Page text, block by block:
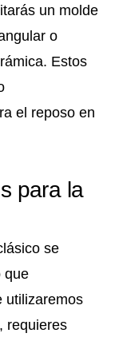
un molde
o
Estos
el reposo en
para la
se
que
utilizaremos
requieres